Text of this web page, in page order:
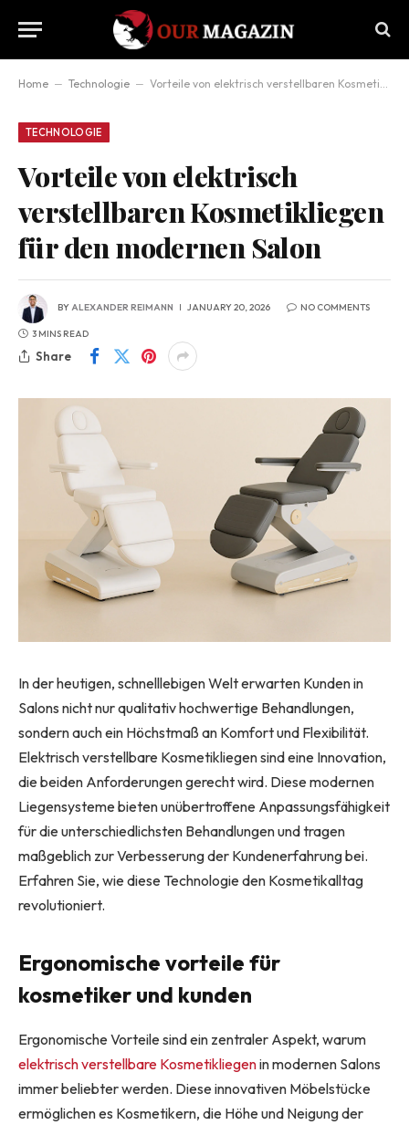
Home – Technologie – Vorteile von elektrisch verstellbaren Kosmetikliegen für den modernen Salon
TECHNOLOGIE
Vorteile von elektrisch
verstellbaren Kosmetikliegen
für den modernen Salon
BYALEXANDER REIMANN JANUARY 20, 2026 NO COMMENTS
3 MINS READ
Share
In der heutigen, schnelllebigen Welt erwarten Kunden in
Salons nicht nur qualitativ hochwertige Behandlungen,
sondern auch ein Höchstmaß an Komfort und Flexibilität.
Elektrisch verstellbare Kosmetikliegen sind eine Innovation,
die beiden Anforderungen gerecht wird. Diese modernen
Liegensysteme bieten unübertroffene Anpassungsfähigkeit
für die unterschiedlichsten Behandlungen und tragen
maßgeblich zur Verbesserung der Kundenerfahrung bei.
Erfahren Sie, wie diese Technologie den Kosmetikalltag
revolutioniert.
Ergonomische vorteile für
kosmetiker und kunden
Ergonomische Vorteile sind ein zentraler Aspekt, warum
elektrisch verstellbare Kosmetikliegenin modernen Salons
immer beliebter werden. Diese innovativen Möbelstücke
ermöglichen es Kosmetikern, die Höhe und Neigung der